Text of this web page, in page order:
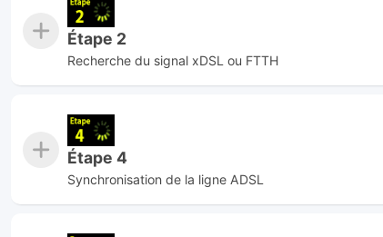
Étape 2
Recherche du signal xDSL ou FTTH
Étape 4
Synchronisation de la ligne ADSL